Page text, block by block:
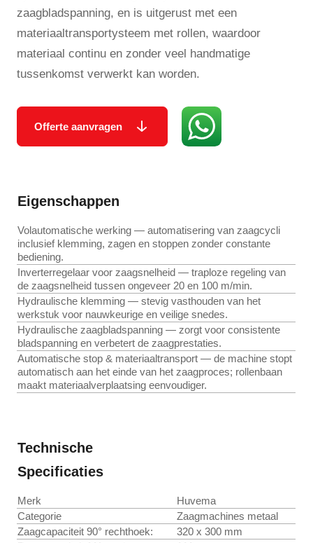
zaagbladspanning, en is uitgerust met een
materiaaltransport­ysteem met rollen, waardoor
materiaal continu en zonder veel handmatige
tussenkomst verwerkt kan worden.
Offerte aanvragen
Eigenschappen
Volautomatische werking — automatisering van zaagcycli
inclusief klemming, zagen en stoppen zonder constante
bediening.
Inverterregelaar voor zaagsnelheid — traploze regeling van
de zaagsnelheid tussen ongeveer 20 en 100 m/min.
Hydraulische klemming — stevig vasthouden van het
werkstuk voor nauwkeurige en veilige snedes.
Hydraulische zaagbladspanning — zorgt voor consistente
bladspanning en verbetert de zaagprestaties.
Automatische stop & materiaaltransport — de machine stopt
automatisch aan het einde van het zaagproces; rollenbaan
maakt materiaal­verplaatsing eenvoudiger.
Technische
Specificaties
Merk
Huvema
Categorie
Zaagmachines metaal
Zaagcapaciteit 90° rechthoek:
320 x 300 mm